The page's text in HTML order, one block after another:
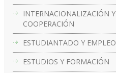
INTERNACIONALIZACIÓN Y
COOPERACIÓN
ESTUDIANTADO Y EMPLEO
ESTUDIOS Y FORMACIÓN